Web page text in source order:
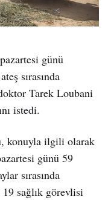
günü
sırasında
Tarek Loubani
istedi.
konuyla ilgili olarak
günü 59
sırasında
sağlık görevlisi